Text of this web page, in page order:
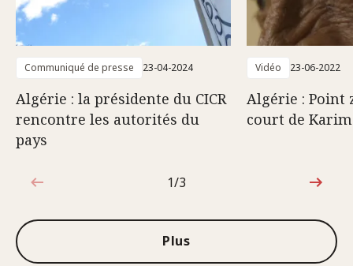
Communiqué de presse 23-04-2024
Algérie : la présidente du CICR
rencontre les autorités du
pays
Vidéo 23-06-2022
Algérie : Point
court de
1sur3
1/3
Plus